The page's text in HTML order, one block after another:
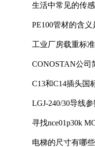
生活中常见的传
PE100管材的含义
工业厂房载重标
CONOSTAN公司
C13和C14插头国
LGJ-240/30导线
寻找nce01p30k
电梯的尺寸有哪